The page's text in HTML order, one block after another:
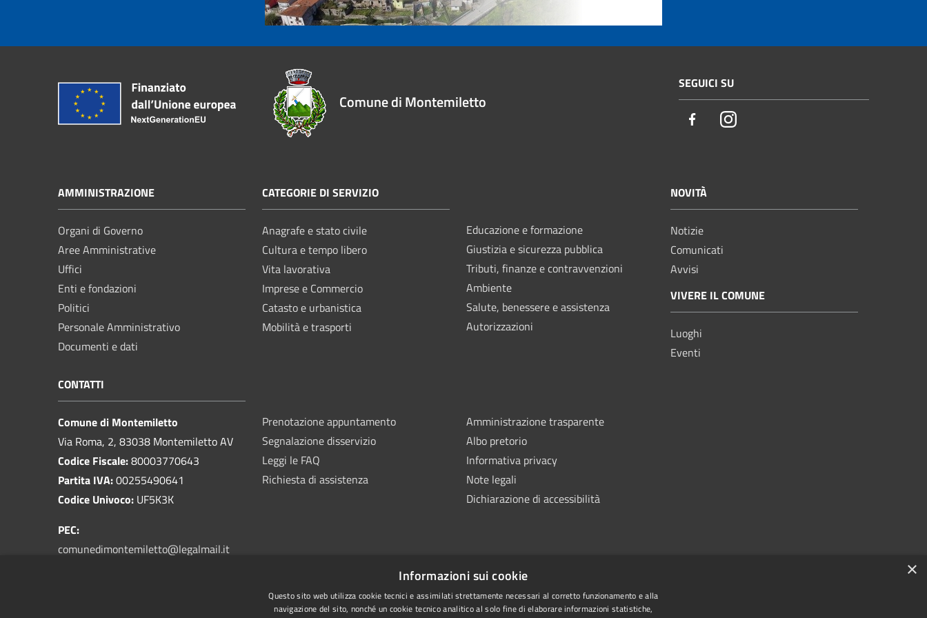
Comune di Montemiletto
SEGUICI SU
FacebookInstagram
AMMINISTRAZIONE
Organi di Governo
Aree Amministrative
Uffici
Enti e fondazioni
Politici
Personale Amministrativo
Documenti e dati
CATEGORIE DI SERVIZIO
Anagrafe e stato civile
Cultura e tempo libero
Vita lavorativa
Imprese e Commercio
Catasto e urbanistica
Mobilità e trasporti
Educazione e formazione
Giustizia e sicurezza pubblica
Tributi, finanze e contravvenzioni
Ambiente
Salute, benessere e assistenza
Autorizzazioni
NOVITÀ
Notizie
Comunicati
Avvisi
VIVERE IL COMUNE
Luoghi
Eventi
CONTATTI
Comune di Montemiletto
Via Roma, 2, 83038 Montemiletto AV
Codice Fiscale:80003770643
Partita IVA:00255490641
Codice Univoco: UF5K3K
PEC:
comunedimontemiletto@legalmail.it
Prenotazione appuntamento
Segnalazione disservizio
Leggi le FAQ
Richiesta di assistenza
Amministrazione trasparente
Albo pretorio
Informativa privacy
Note legali
Dichiarazione di accessibilità
×
Informazioni sui cookie
Questo sito web utilizza cookie tecnici e assimilati strettamente necessari al corretto funzionamento e alla
navigazione del sito, nonché un cookie tecnico analitico al solo fine di elaborare informazioni statistiche,